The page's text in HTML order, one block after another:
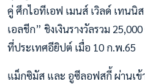
คู่ ศึกไอทีเอฟ เมนส์ เวิลด์ เทนนิ
เอลชีก” ชิงเงินรางวัลรวม
ที่ประเทศอียิปต์ เมื่อ 10 ก.พ.65
แม็กซิมัส และ อูซีลอฟสกี้ ผ่านเ